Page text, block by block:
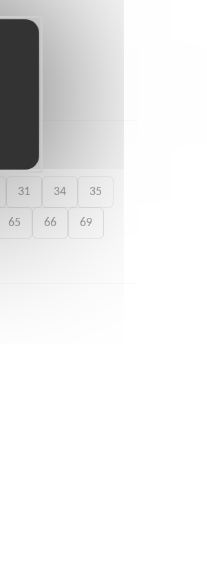
31 34 35
65 66 69